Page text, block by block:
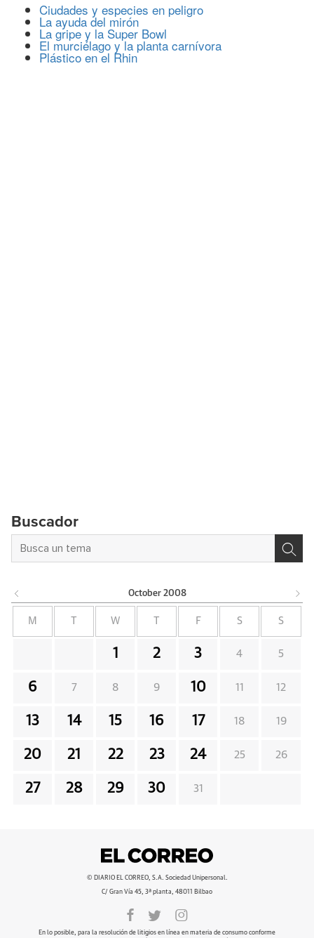
Ciudades y especies en peligro
La ayuda del mirón
La gripe y la Super Bowl
El murciélago y la planta carnívora
Plástico en el Rhin
Buscador
October 2008
M W F S S
1 2 3 4 5
6 7 8 9 10 11 12
13 14 15 16 17 18 19
20 21 22 23 24 25 26
27 28 29 30 31
© DIARIO EL CORREO, S.A. Sociedad Unipersonal.
C/ Gran Vía 45, 3ª planta, 48011 Bilbao
En lo posible, para la resolución de litigios en línea en materia de consumo conforme